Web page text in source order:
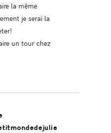
la même
je serai la
un tour chez